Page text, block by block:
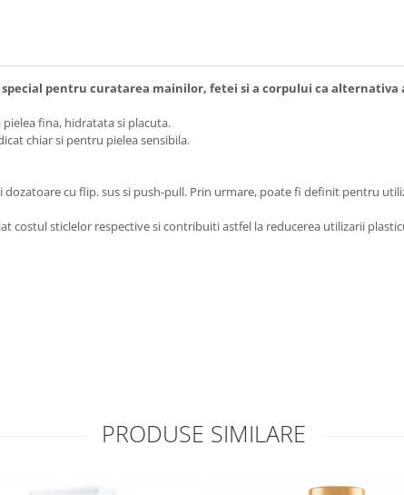
pentru curatarea mainilor, fetei si a corpului ca
fina, hidratata si placuta.
chiar si pentru pielea sensibila.
cu flip. sus si push-pull. Prin urmare, poate fi definit pentru
costul sticlelor respective si contribuiti astfel la reducerea utilizarii
PRODUSE SIMILARE